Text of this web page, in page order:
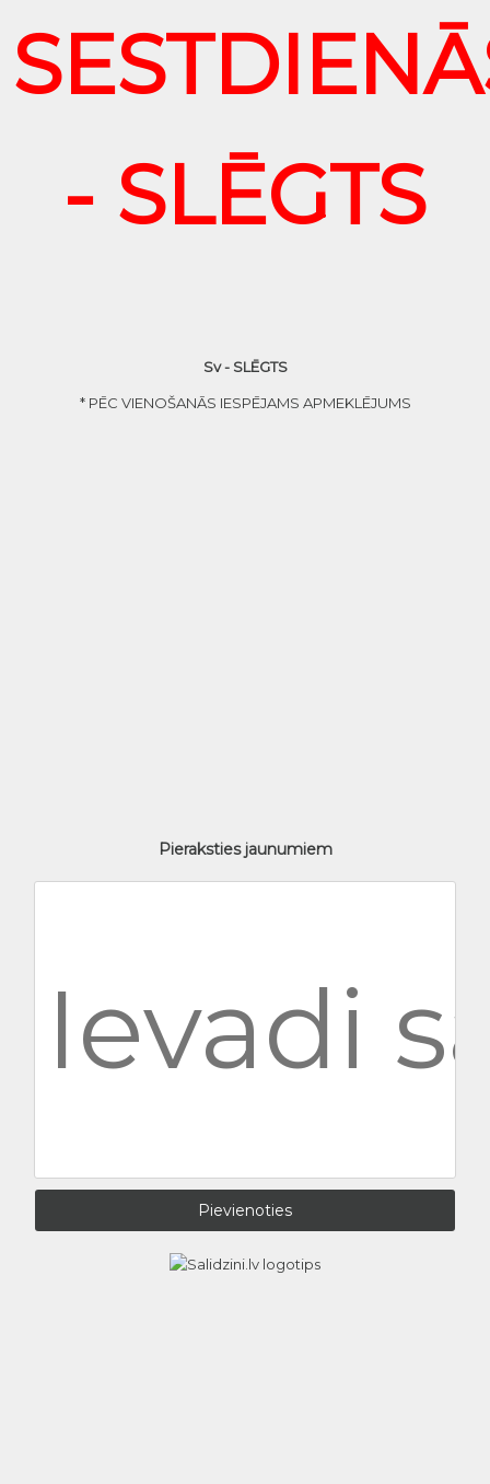
- SLĒGTS
Sv - SLĒGTS
* PĒC VIENOŠANĀS IESPĒJAMS APMEKLĒJUMS
Pieraksties jaunumiem